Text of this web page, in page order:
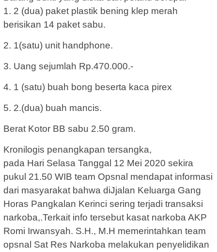
1. 2 (dua) paket plastik bening klep merah
berisikan 14 paket sabu.
2. 1(satu) unit handphone.
3. Uang sejumlah Rp.470.000.-
4. 1 (satu) buah bong beserta kaca pirex
5. 2.(dua) buah mancis.
Berat Kotor BB sabu 2.50 gram.
Kronilogis penangkapan tersangka,
pada Hari Selasa Tanggal 12 Mei 2020 sekira
pukul 21.50 WIB team Opsnal mendapat informasi
dari masyarakat bahwa diJjalan Keluarga Gang
Horas Pangkalan Kerinci sering terjadi transaksi
narkoba,.Terkait info tersebut kasat narkoba AKP
Romi Irwansyah. S.H., M.H memerintahkan team
opsnal Sat Res Narkoba melakukan penyelidikan